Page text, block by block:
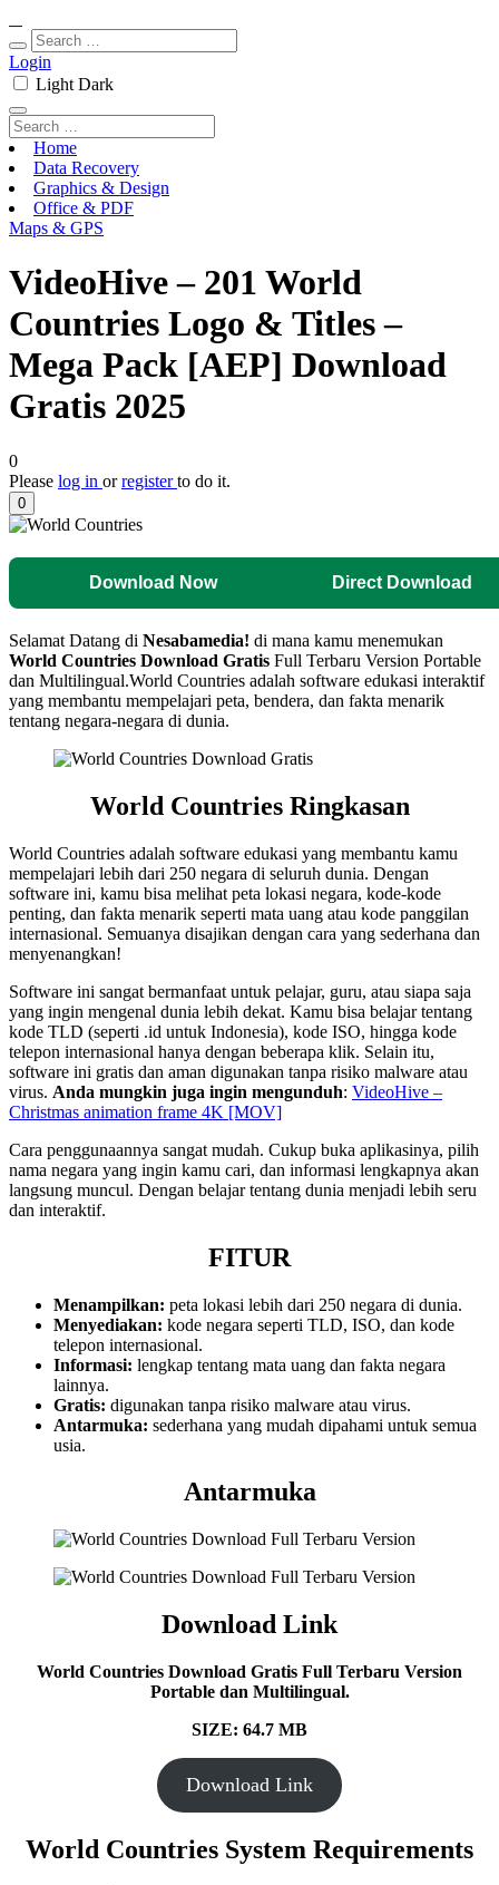
Login
Light Dark
Home
Data Recovery
Graphics & Design
Office & PDF
Maps & GPS
VideoHive – 201 World
Countries Logo & Titles –
Mega Pack [AEP] Download
Gratis 2025
0
Please log in orregisterto do it.
0
Download Now Direct Download
Selamat Datang di Nesabamedia! di mana kamu menemukan
World Countries Download Gratis Full Terbaru Version Portable
dan Multilingual.World Countries adalah software edukasi interaktif
yang membantu mempelajari peta, bendera, dan fakta menarik
tentang negara-negara di dunia.
World Countries Ringkasan
World Countries adalah software edukasi yang membantu kamu
mempelajari lebih dari 250 negara di seluruh dunia. Dengan
software ini, kamu bisa melihat peta lokasi negara, kode-kode
penting, dan fakta menarik seperti mata uang atau kode panggilan
internasional. Semuanya disajikan dengan cara yang sederhana dan
menyenangkan!
Software ini sangat bermanfaat untuk pelajar, guru, atau siapa saja
yang ingin mengenal dunia lebih dekat. Kamu bisa belajar tentang
kode TLD (seperti .id untuk Indonesia), kode ISO, hingga kode
telepon internasional hanya dengan beberapa klik. Selain itu,
software ini gratis dan aman digunakan tanpa risiko malware atau
virus. Anda mungkin juga ingin mengunduh: VideoHive –
Christmas animation frame 4K [MOV]
Cara penggunaannya sangat mudah. Cukup buka aplikasinya, pilih
nama negara yang ingin kamu cari, dan informasi lengkapnya akan
langsung muncul. Dengan belajar tentang dunia menjadi lebih seru
dan interaktif.
FITUR
Menampilkan: peta lokasi lebih dari 250 negara di dunia.
Menyediakan: kode negara seperti TLD, ISO, dan kode
telepon internasional.
Informasi: lengkap tentang mata uang dan fakta negara
lainnya.
Gratis: digunakan tanpa risiko malware atau virus.
Antarmuka: sederhana yang mudah dipahami untuk semua
usia.
Antarmuka
Download Link
World Countries Download Gratis Full Terbaru Version
Portable dan Multilingual.
SIZE: 64.7 MB
Download Link
World Countries System Requirements